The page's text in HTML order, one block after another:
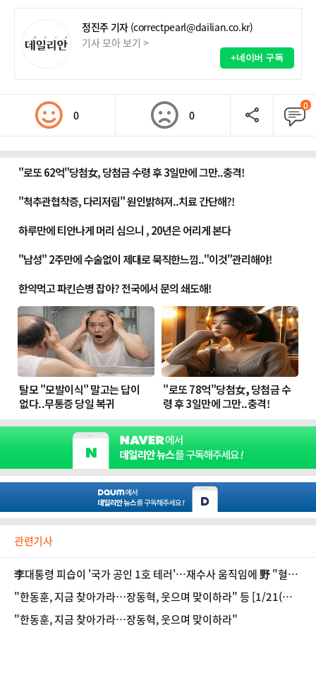
정진주 기자 (correctpearl@dailian.co.kr)
기사 모아 보기 >
+네이버 구독
0 0
0
관련기사
李대통령 피습이 '국가 공인 1호 테러'…재수사 움직임에 野 "혈세
낭비"(종합2보)
"한동훈, 지금 찾아가라…장동혁, 웃으며 맞이하라" 등 [1/21(수)
데일리안 출근길 뉴스]
"한동훈, 지금 찾아가라…장동혁, 웃으며 맞이하라"